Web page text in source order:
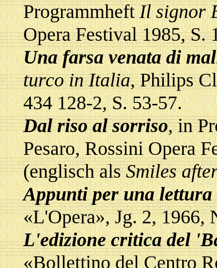
ProgrammheftIl signor
Opera Festival 1985, S.
Una farsa venata di
turco in Italia, Philips
434 128-2, S. 53-57.
Dal riso al sorriso, in
Pesaro, Rossini Opera
(englisch alsSmiles
Appunti per una
«L'Opera», Jg. 2, 1966,
L'edizione critica del
«Bollettino del Centro